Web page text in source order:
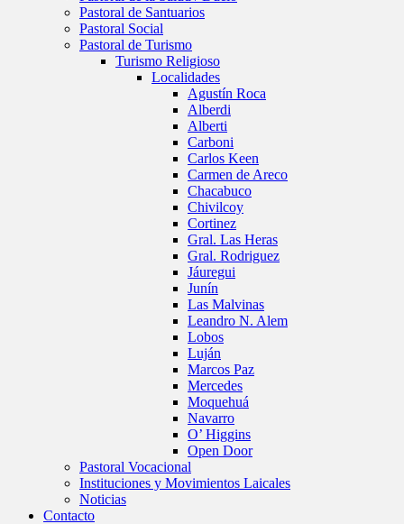
Pastoral de Santuarios
Pastoral Social
Pastoral de Turismo
Turismo Religioso
Localidades
Agustín Roca
Alberdi
Alberti
Carboni
Carlos Keen
Carmen de Areco
Chacabuco
Chivilcoy
Cortinez
Gral. Las Heras
Gral. Rodriguez
Jáuregui
Junín
Las Malvinas
Leandro N. Alem
Lobos
Luján
Marcos Paz
Mercedes
Moquehuá
Navarro
O’ Higgins
Open Door
Pastoral Vocacional
Instituciones y Movimientos Laicales
Noticias
Contacto